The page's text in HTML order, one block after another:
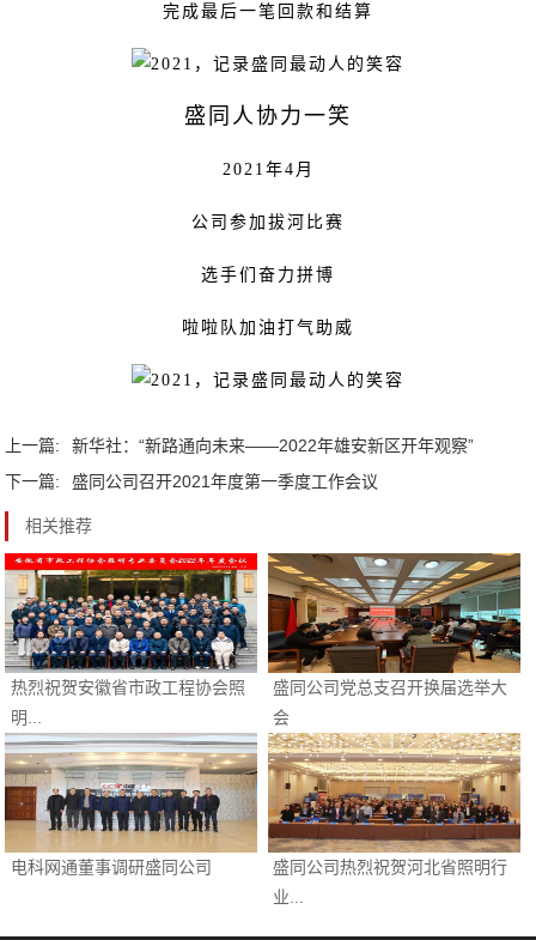
完成最后一笔回款和结算
盛同人协力一笑
2021年4月
公司参加拔河比赛
选手们奋力拼博
啦啦队加油打气助威
上一篇:
新华社：“新路通向未来——2022年雄安新区开年观察”
下一篇:
盛同公司召开2021年度第一季度工作会议
相关推荐
热烈祝贺安徽省市政工程协会照
明...
盛同公司党总支召开换届选举大
会
电科网通董事调研盛同公司
盛同公司热烈祝贺河北省照明行
业...